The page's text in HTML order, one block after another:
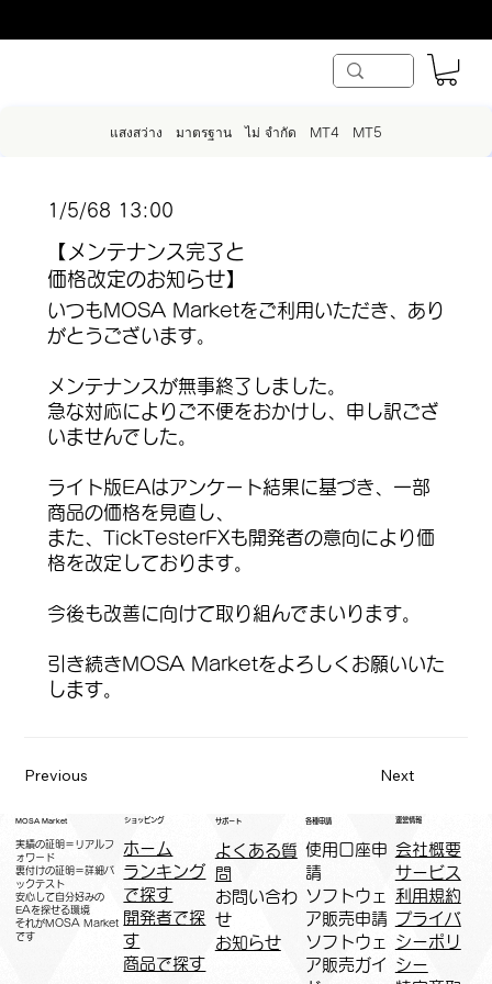
แสงสว่าง มาตรฐาน ไม่ จำกัด MT4 MT5
1/5/68 13:00
【メンテナンス完了と
価格改定のお知らせ】
いつもMOSA Marketをご利用いただき、あり
がとうございます。
メンテナンスが無事終了しました。
急な対応によりご不便をおかけし、申し訳ござ
いませんでした。
ライト版EAはアンケート結果に基づき、一部
商品の価格を見直し、
また、TickTesterFXも開発者の意向により価
格を改定しております。
今後も改善に向けて取り組んでまいります。
引き続きMOSA Marketをよろしくお願いいた
します。
Previous Next
MOSA Market
実績の証明＝リアルフ
ォワード
裏付けの証明＝詳細バ
ックテスト
安心して自分好みの
EAを探せる環境
​それがMOSA Market
です
ショッピング
ホーム
ランキング
で探す
開発者で探
す
商品で探す
サポート
よくある質
問
お問い合わ
せ
お知らせ
各種申請
​使用口座申
請
ソフトウェ
ア販売申請
ソフトウェ
ア販売ガイ
運営情報
会社概要
サービス
利用規約
プライバ
シーポリ
シー